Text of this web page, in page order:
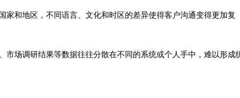
家和地区，不同语言、文化和时区的差异使得客户沟通变得更加复
市场调研结果等数据往往分散在不同的系统或个人手中，难以形成